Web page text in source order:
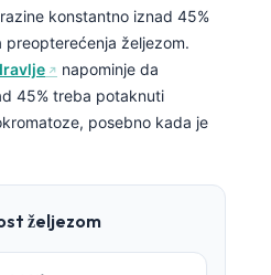
konstantno iznad 45%
željezom.
napominje da
45% treba potaknuti
posebno kada je
željezom